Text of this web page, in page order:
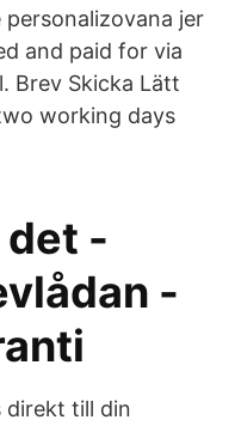
jer
and paid for via
Brev Skicka Lätt
working days
det -
-
direkt till din